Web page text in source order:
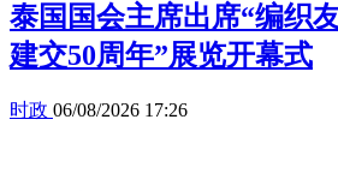
泰国国会主席出席“编织
建交50周年”展览开幕式
时政 06/08/2026 17:26